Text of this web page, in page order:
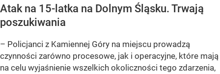
Atak na 15-latka na Dolnym Śląsku. Trwają
poszukiwania
– Policjanci z Kamiennej Góry na miejscu prowadzą
czynności zarówno procesowe, jak i operacyjne, które mają
na celu wyjaśnienie wszelkich okoliczności tego zdarzenia,